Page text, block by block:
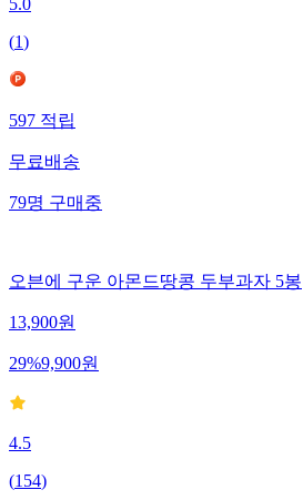
5.0
(1)
597적립
무료배송
79명구매중
오븐에 구운 아몬드땅콩 두부과자 5봉
13,900원
29%9,900원
4.5
(154)